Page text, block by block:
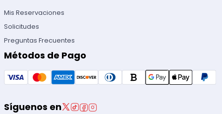
Mis Reservaciones
Solicitudes
Preguntas Frecuentes
Métodos de Pago
Síguenos en